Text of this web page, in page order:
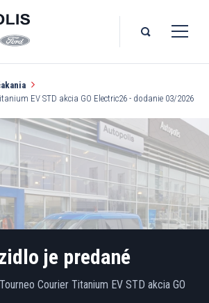
EV STD akcia GO Electric26 - dodanie 03/2026
je predané
Courier Titanium EV STD akcia GO